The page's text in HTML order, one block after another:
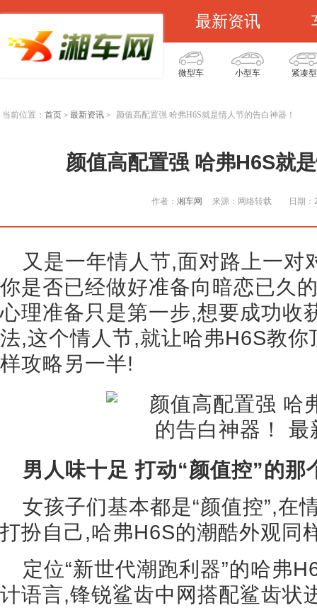
最新资讯
微型车 小型车 紧凑型
当前位置： 首页 > 最新资讯 > 颜值高配置强 哈弗H6S就是情人节的告白神器！
颜值高配置强 哈弗H6S就
作者： 湘车网 来源：网络转载 日期
又是一年情人节,面对路上一对
你是否已经做好准备向暗恋已久
心理准备只是第一步,想要成功收
法,这个情人节,就让哈弗H6S教你
样攻略另一半!
男人味十足 打动“颜值控”的那
女孩子们基本都是“颜值控”,在
打扮自己,哈弗H6S的潮酷外观同
定位“新世代潮跑利器”的哈弗
计语言,锋锐鲨齿中网搭配鲨齿状